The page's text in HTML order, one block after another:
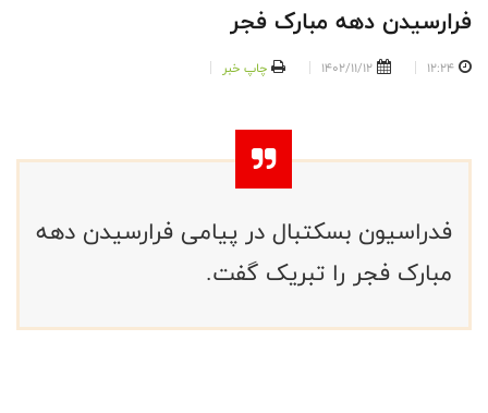
فرارسیدن دهه مبارک فجر
12:24
1402/11/12 چاپ خبر
فدراسیون بسکتبال در پیامی فرارسیدن دهه
مبارک فجر را تبریک گفت.